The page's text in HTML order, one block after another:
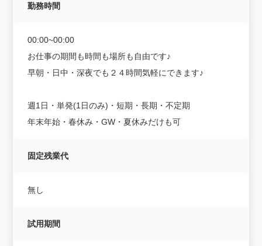
勤務時間
00:00~00:00
お仕事の期間も時間も場所も自由です♪
早朝・日中・深夜でも２４時間気軽にできます♪
週1日・単発(1日のみ)・短期・長期・不定期
年末年始・春休み・GW・夏休みだけも可
固定残業代
無し
試用期間